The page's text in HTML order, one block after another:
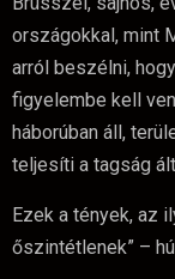
országokkal, mint
arról beszélni,
figyelembe kell
háborúban áll,
teljesíti a tagság
Ezek a tények, az
őszintétlenek” –